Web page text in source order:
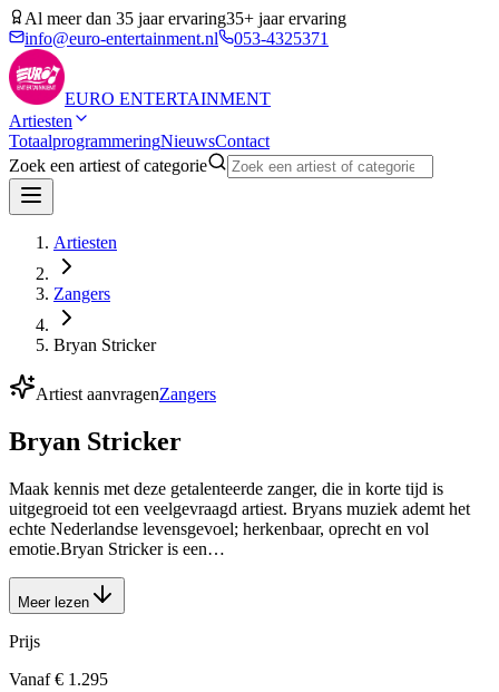
Al meer dan 35 jaar ervaring35+ jaar ervaring
info@euro-entertainment.nl
053-4325371
EURO ENTERTAINMENT
Artiesten
TotaalprogrammeringNieuwsContact
Zoek een artiest of categorie
Artiesten
Zangers
Bryan Stricker
Artiest aanvragenZangers
Bryan Stricker
Maak kennis met deze getalenteerde zanger, die in korte tijd is
uitgegroeid tot een veelgevraagd artiest. Bryans muziek ademt het
echte Nederlandse levensgevoel; herkenbaar, oprecht en vol
emotie.Bryan Stricker is een…
Meer lezen
Prijs
Vanaf € 1.295